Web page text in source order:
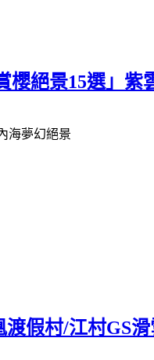
櫻絕景15選」
海夢幻絕景
假村/江村GS